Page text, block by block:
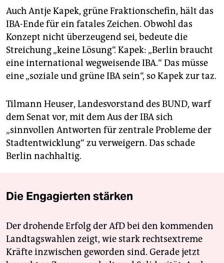
Auch Antje Kapek, grüne Fraktionschefin, hält das
IBA-Ende für ein fatales Zeichen. Obwohl das
Konzept nicht überzeugend sei, bedeute die
Streichung „keine Lösung“. Kapek: „Berlin braucht
eine international wegweisende IBA.“ Das müsse
eine „soziale und grüne IBA sein“, so Kapek zur taz.
Tilmann Heuser, Landesvorstand des BUND, warf
dem Senat vor, mit dem Aus der IBA sich
„sinnvollen Antworten für zentrale Probleme der
Stadtentwicklung“ zu verweigern. Das schade
Berlin nachhaltig.
Die Engagierten stärken
Der drohende Erfolg der AfD bei den kommenden
Landtagswahlen zeigt, wie stark rechtsextreme
Kräfte inzwischen geworden sind. Gerade jetzt